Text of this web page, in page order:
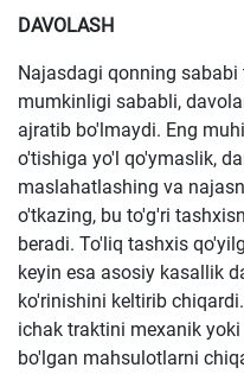
DAVOLASH
Najasdagi qonning
mumkinligi sababli,
ajratib bo'lmaydi. Eng
o'tishiga yo'l qo'ymaslik,
maslahatlashing va
o'tkazing, bu to'g'ri
beradi. To'liq tashxis
keyin esa asosiy kasallik
ko'rinishini keltirib
ichak traktini mexanik
bo'lgan mahsulotlarni